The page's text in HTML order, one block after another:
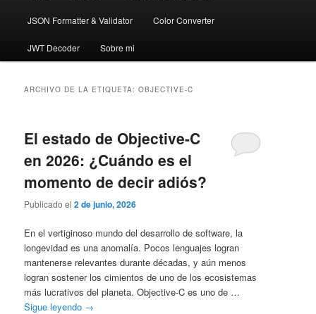
JSON Formatter & Validator Color Converter
JWT Decoder Sobre mi
ARCHIVO DE LA ETIQUETA:OBJECTIVE-C
El estado de Objective-C
en 2026: ¿Cuándo es el
momento de decir adiós?
Publicado el2 de junio, 2026
En el vertiginoso mundo del desarrollo de software, la
longevidad es una anomalía. Pocos lenguajes logran
mantenerse relevantes durante décadas, y aún menos
logran sostener los cimientos de uno de los ecosistemas
más lucrativos del planeta. Objective-C es uno de …
Sigue leyendo →